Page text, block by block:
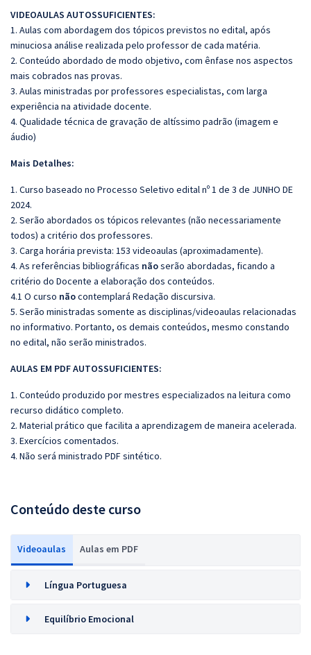
VIDEOAULAS AUTOSSUFICIENTES:
1. Aulas com abordagem dos tópicos previstos no edital, após
minuciosa análise realizada pelo professor de cada matéria.
2. Conteúdo abordado de modo objetivo, com ênfase nos aspectos
mais cobrados nas provas.
3. Aulas ministradas por professores especialistas, com larga
experiência na atividade docente.
4. Qualidade técnica de gravação de altíssimo padrão (imagem e
áudio)
Mais Detalhes:
1. Curso baseado no Processo Seletivo edital nº 1 de 3 de JUNHO DE
2024.
2. Serão abordados os tópicos relevantes (não necessariamente
todos) a critério dos professores.
3. Carga horária prevista: 153 videoaulas (aproximadamente).
4. As referências bibliográficas nãoserão abordadas, ficando a
critério do Docente a elaboração dos conteúdos.
4.1 O curso nãocontemplará Redação discursiva.
5. Serão ministradas somente as disciplinas/videoaulas relacionadas
no informativo. Portanto, os demais conteúdos, mesmo constando
no edital, não serão ministrados.
AULAS EM PDF AUTOSSUFICIENTES:
1. Conteúdo produzido por mestres especializados na leitura como
recurso didático completo.
2. Material prático que facilita a aprendizagem de maneira acelerada.
3. Exercícios comentados.
4. Não será ministrado PDF sintético.
Conteúdo deste curso
Videoaulas Aulas em PDF
Língua Portuguesa
Equilíbrio Emocional